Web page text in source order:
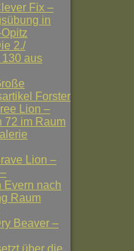
Fix –
in
2./
aus
Forster
Lion –
72 im Raum
Lion –
Evern nach
Raum
Beaver –
über die